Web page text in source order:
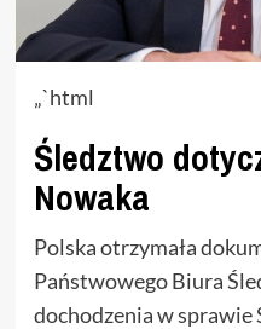
„`html
Śledztwo
Nowaka
Polska otrzymała
Państwowego Biura
dochodzenia w sprawie